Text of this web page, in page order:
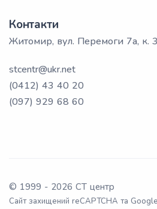
Контакти
Житомир, вул. Перемоги 7а, к.
stcentr@ukr.net
(0412) 43 40 20
(097) 929 68 60
© 1999 - 2026 СТ центр
Сайт захищений reCAPTCHA та